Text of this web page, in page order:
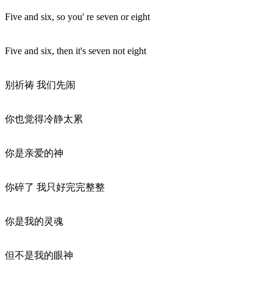
Five and six, so you' re seven or eight
Five and six, then it's seven not eight
别祈祷 我们先闹
你也觉得冷静太累
你是亲爱的神
你碎了 我只好完完整整
你是我的灵魂
但不是我的眼神